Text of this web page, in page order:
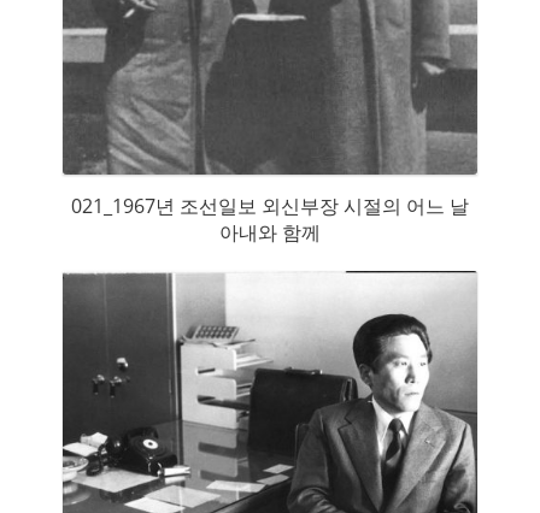
021_1967년 조선일보 외신부장 시절의 어느 날
아내와 함께